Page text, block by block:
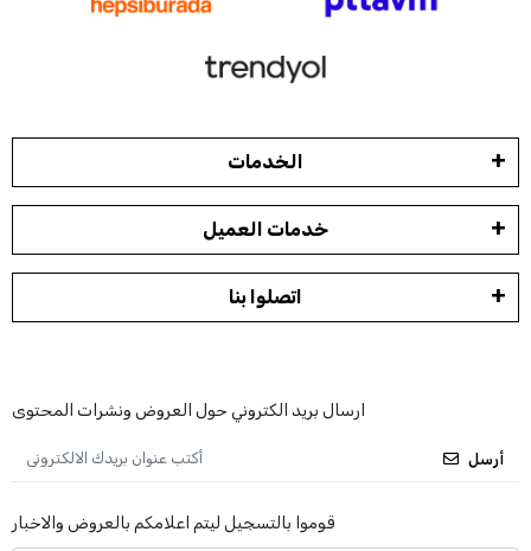
الخدمات
خدمات العميل
اتصلوا بنا
ارسال بريد الكتروني حول العروض ونشرات المحتوى
أرسل
قوموا بالتسجيل ليتم اعلامكم بالعروض والاخبار